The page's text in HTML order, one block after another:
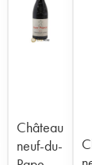
Château
neuf-du-